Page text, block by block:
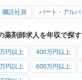
嘱託社員 パート・アルバ
薬剤師求人を年収で探す
円以上 400万円以上
円以上 600万円以上